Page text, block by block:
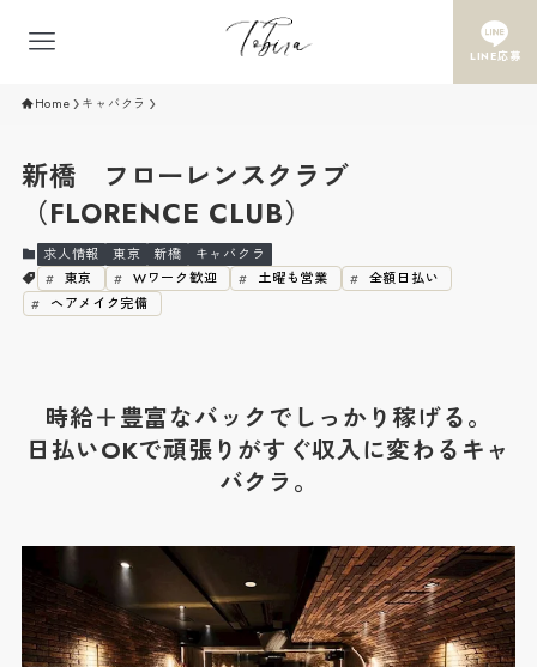
LINE応募
Home キャバクラ
新橋 フローレンスクラブ
（FLORENCE CLUB）
求人情報 東京 新橋
キャバクラ
東京
Wワーク歓迎 土曜も営業
全額日払い
ヘアメイク完備
時給＋豊富なバックでしっかり稼げる。
日払いOKで頑張りがすぐ収入に変わるキャ
バクラ。